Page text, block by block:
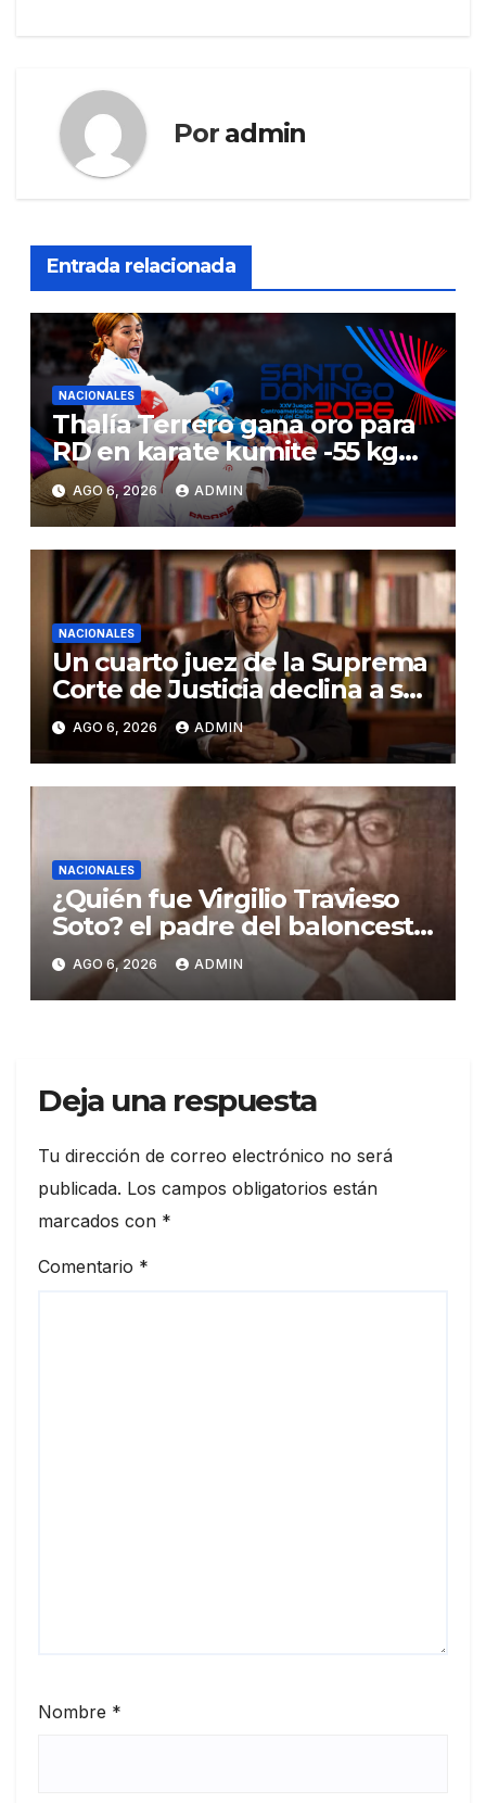
Por admin
Entrada relacionada
NACIONALES
Thalía Terrero gana oro para
RD en karate kumite -55 kg
en Santo Domingo 2026
AGO 6, 2026 ADMIN
NACIONALES
Un cuarto juez de la Suprema
Corte de Justicia declina a ser
evaluado por el CNM
AGO 6, 2026 ADMIN
NACIONALES
¿Quién fue Virgilio Travieso
Soto? el padre del baloncesto
dominicano
AGO 6, 2026 ADMIN
Deja una respuesta
Tu dirección de correo electrónico no será
publicada. Los campos obligatorios están
marcados con *
Comentario *
Nombre *